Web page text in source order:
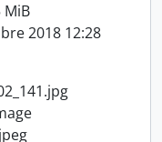
MiB
2018 12:28